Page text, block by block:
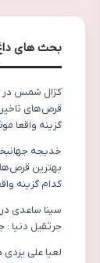
بحث های
کژال شمس در
گزینه واقعا
خدیجه
کدام گزینه
سینا ساعدی در
جرثقیل دنیا :
لعیا علی یزدی